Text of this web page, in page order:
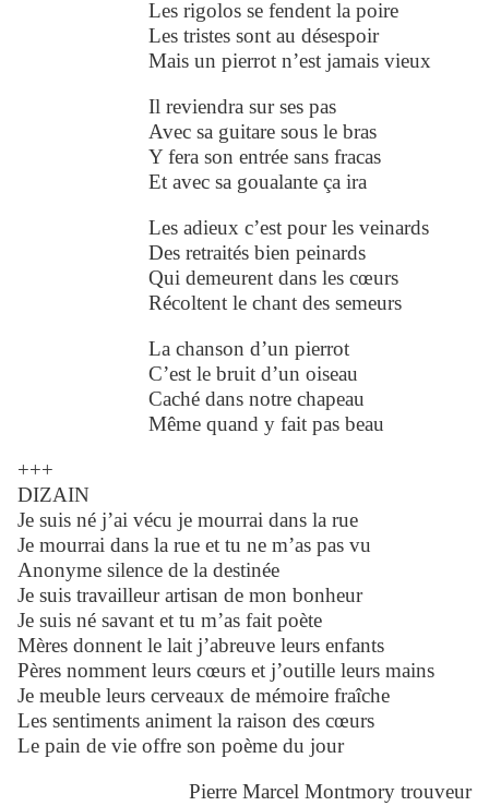
Les rigolos se fendent la poire
Les tristes sont au désespoir
Mais un pierrot n’est jamais vieux
Il reviendra sur ses pas
Avec sa guitare sous le bras
Y fera son entrée sans fracas
Et avec sa goualante ça ira
Les adieux c’est pour les veinards
Des retraités bien peinards
Qui demeurent dans les cœurs
Récoltent le chant des semeurs
La chanson d’un pierrot
C’est le bruit d’un oiseau
Caché dans notre chapeau
Même quand y fait pas beau
+++
DIZAIN
Je suis né j’ai vécu je mourrai dans la rue
Je mourrai dans la rue et tu ne m’as pas vu
Anonyme silence de la destinée
Je suis travailleur artisan de mon bonheur
Je suis né savant et tu m’as fait poète
Mères donnent le lait j’abreuve leurs enfants
Pères nomment leurs cœurs et j’outille leurs mains
Je meuble leurs cerveaux de mémoire fraîche
Les sentiments animent la raison des cœurs
Le pain de vie offre son poème du jour
Pierre Marcel Montmory trouveur